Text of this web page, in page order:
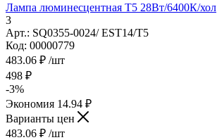
Лампа люминесцентная Т5 28Вт/6400К/хол
3
Арт.: SQ0355-0024/ EST14/Т5
Код: 00000779
483.06 ₽ /шт
498 ₽
-3%
Экономия 14.94 ₽
Варианты цен
483.06 ₽ /шт